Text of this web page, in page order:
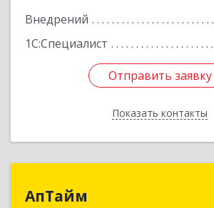
Внедрений
1С:Специалист
Отправить заявку
Показать контакты
Отправить заявку
Назад
АпТайм